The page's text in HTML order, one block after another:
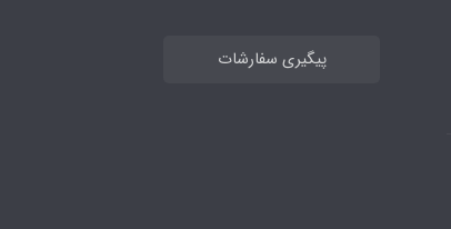
پیگیری سفارشات